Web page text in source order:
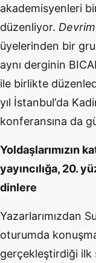
akademisyenleri
düzenliyor.
üyelerinden bir
aynı derginin
ile birlikte
yıl İstanbul’da
konferansına da
Yoldaşlarımızın
yayıncılığa, 20.
dinlere
Yazarlarımızdan
oturumda konuş
gerçekleştirdiği ilk